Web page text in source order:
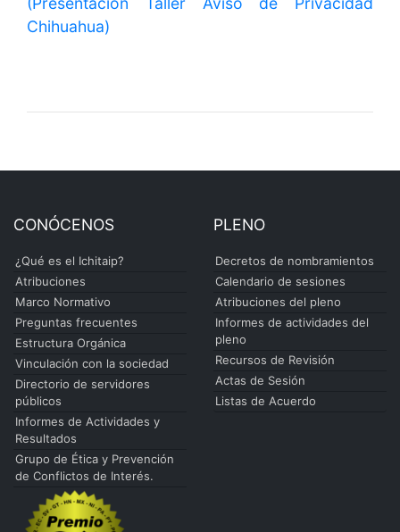
Chihuahua)
CONÓCENOS
¿Qué es el Ichitaip?
Atribuciones
Marco Normativo
Preguntas frecuentes
Estructura Orgánica
Vinculación con la sociedad
Directorio de servidores
públicos
Informes de Actividades y
Resultados
Grupo de Ética y Prevención
de Conflictos de Interés.
PLENO
Decretos de nombramientos
Calendario de sesiones
Atribuciones del pleno
Informes de actividades del
pleno
Recursos de Revisión
Actas de Sesión
Listas de Acuerdo